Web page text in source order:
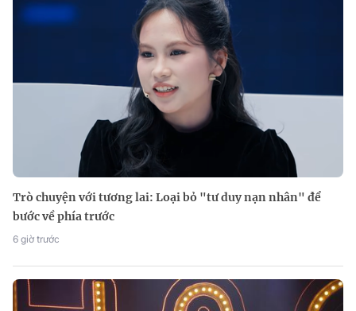
Trò chuyện với tương lai: Loại bỏ "tư duy nạn nhân" để
bước về phía trước
6 giờ trước